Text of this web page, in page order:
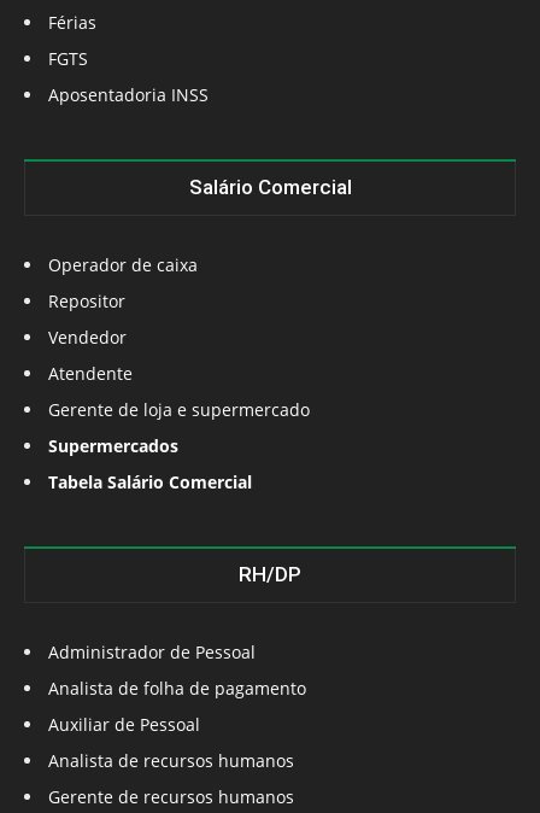
Férias
FGTS
Aposentadoria INSS
Salário Comercial
Operador de caixa
Repositor
Vendedor
Atendente
Gerente de loja e supermercado
Supermercados
Tabela Salário Comercial
RH/DP
Administrador de Pessoal
Analista de folha de pagamento
Auxiliar de Pessoal
Analista de recursos humanos
Gerente de recursos humanos